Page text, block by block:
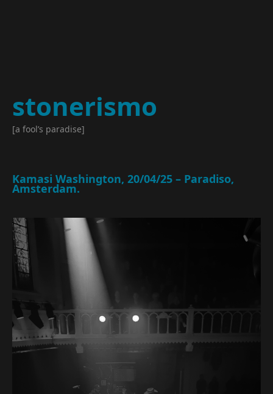
stonerismo
[a fool’s paradise]
Kamasi Washington, 20/04/25 – Paradiso,
Amsterdam.